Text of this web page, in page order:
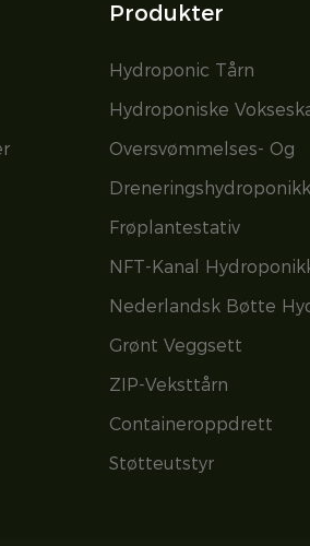
Produkter
Hydroponic Tårn
Hydroponiske
Oversvømmelses- Og
Dreneringshydroponikk
Frøplantestativ
NFT-Kanal
Nederlandsk Bøtte
Grønt Veggsett
ZIP-Veksttårn
Containeroppdrett
Støtteutstyr